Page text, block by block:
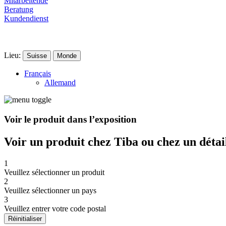
Beratung
Kundendienst
Lieu: Suisse Monde
Français
Allemand
Voir le produit dans l’exposition
Voir un produit chez Tiba ou chez un
1
Veuillez sélectionner un produit
2
Veuillez sélectionner un pays
3
Veuillez entrer votre code postal
Réinitialiser